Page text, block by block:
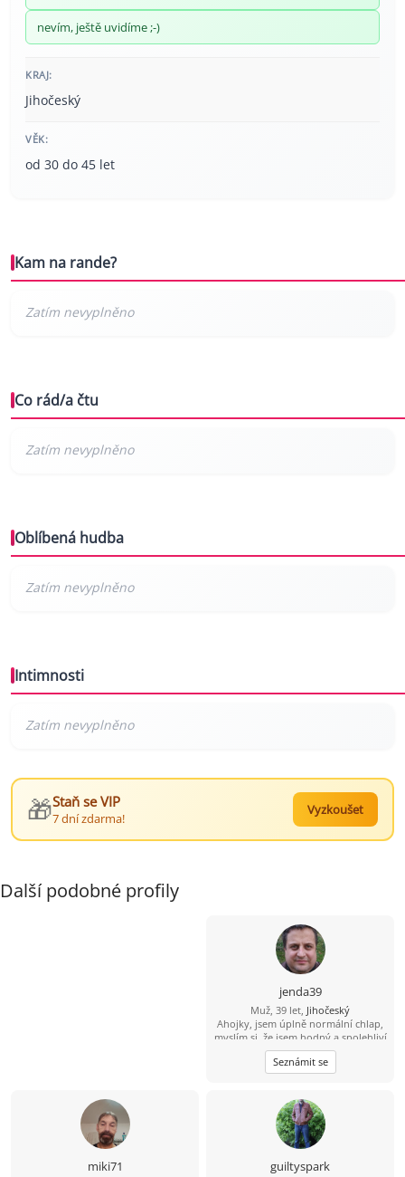
nevím, ještě uvidíme ;-)
KRAJ:
Jihočeský
VĚK:
od 30 do 45 let
Kam na rande?
Co rád/a čtu
Oblíbená hudba
Intimnosti
🎁Staň se VIP
7 dní zdarma!
Vyzkoušet
Další podobné profily
jenda39
Muž, 39 let, Jihočeský
Ahojky, jsem úplně normální chlap,
myslím si, že jsem hodný a spolehliví
a že nezkazím žádnou srandu.
Hledám k sobě partnerku na
společnou a pohodovou cestu
překážkou????
Seznámit se
miki71 guiltyspark